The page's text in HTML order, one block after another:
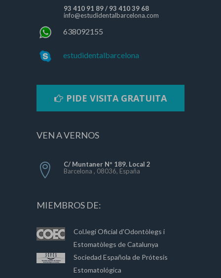
93 410 91 89/ 93 410 39 68
info@estudidentalbarcelona.com
638092155
estudidentalbarcelona
PIDE VISITA GRATUITA
VEN A VERNOS
C/ Muntaner Nº 189. Local 2
Barcelona , 08036, España
MIEMBROS DE:
Col.legi Oficial d'Odontòlegs i
Estomatòlegs de Catalunya
Sociedad Española de Prótesis
Estomatológica